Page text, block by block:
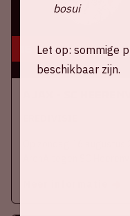
16 aug, '26
bosui
Let op: sommige
beschikbaar zijn.